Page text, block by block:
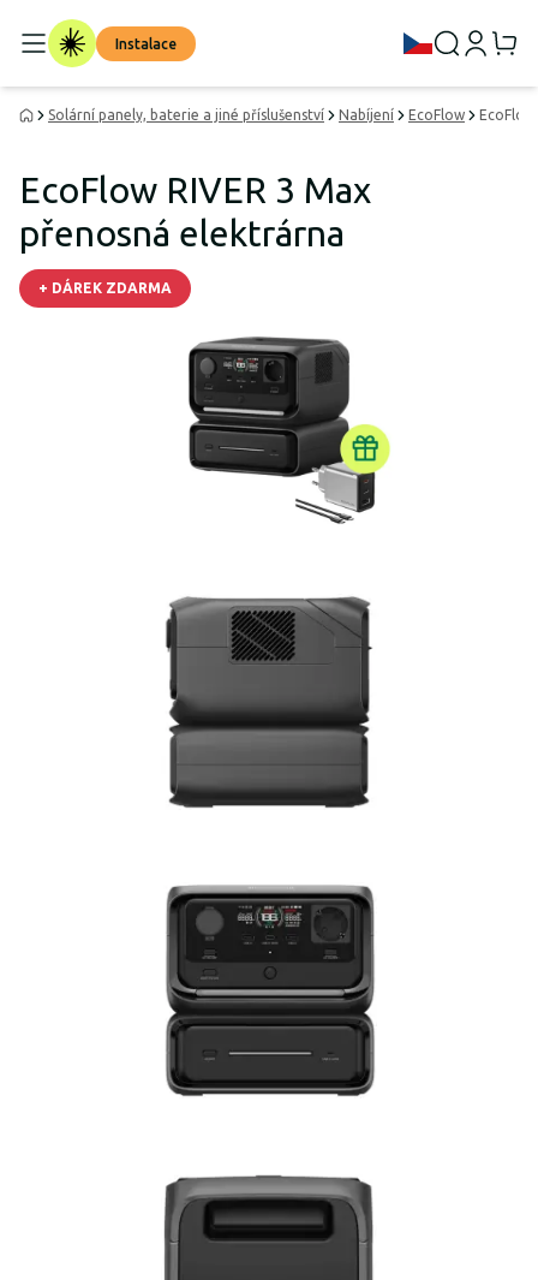
Instalace
Solární panely, baterie a jiné příslušenství Nabíjení EcoFlow
EcoFlow RIVER 3 Max
přenosná elektrárna
+ DÁREK ZDARMA